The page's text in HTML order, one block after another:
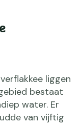
liggen
bestaat
water. Er
van vijftig